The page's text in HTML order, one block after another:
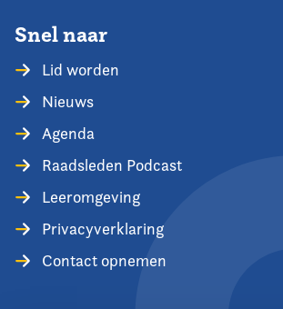
Snel naar
Lid worden
Nieuws
Agenda
Raadsleden Podcast
Leeromgeving
Privacyverklaring
Contact opnemen